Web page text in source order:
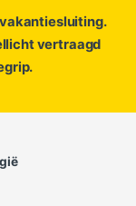
vertraagd